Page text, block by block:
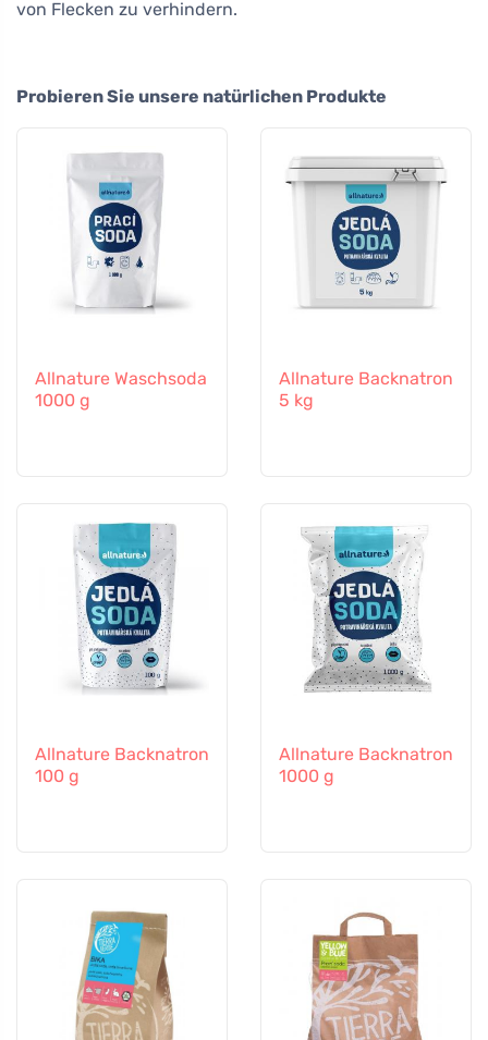
von Flecken zu verhindern.
Probieren Sie unsere natürlichen Produkte
Allnature Waschsoda
1000 g
Allnature Backnatron
5 kg
Allnature Backnatron
100 g
Allnature Backnatron
1000 g